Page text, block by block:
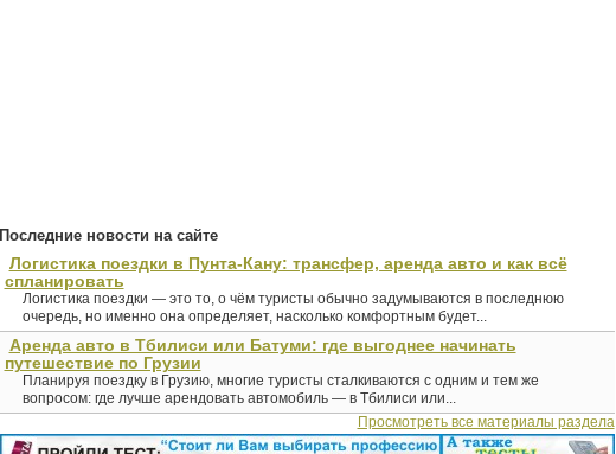
Последние новости на сайте
Логистика поездки в Пунта-Кану: трансфер, аренда авто и как всё
спланировать
Логистика поездки — это то, о чём туристы обычно задумываются в последнюю
очередь, но именно она определяет, насколько комфортным будет...
Аренда авто в Тбилиси или Батуми: где выгоднее начинать
путешествие по Грузии
Планируя поездку в Грузию, многие туристы сталкиваются с одним и тем же
вопросом: где лучше арендовать автомобиль — в Тбилиси или...
Просмотреть все материалы раздела